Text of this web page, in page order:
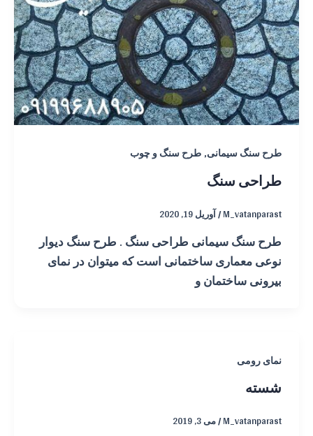
طرح سنگ سیمانی,طرح سنگ و چوب
طراحی سنگ
M_vatanparast
/آوریل 19, 2020
طرح سنگ سیمانی طراحی سنگ . طرح سنگ دیوار
نوعی معماری ساختمانی است که میتوان در نمای
بیرونی ساختمان و
نمای رومی
شسته
M_vatanparast
/می 3, 2019